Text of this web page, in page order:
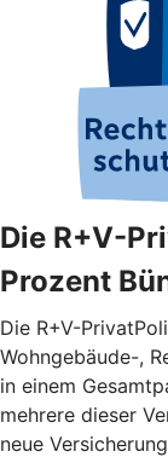
Die R+V-
Prozent
Die R+V-
Wohngebäude-,
in einem
mehrere dieser
neue